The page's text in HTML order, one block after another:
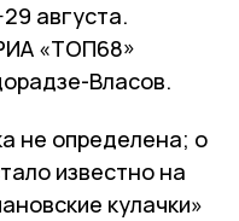
августа.
«ТОП68»
Власов.
не определена; о
известно на
кулачки»